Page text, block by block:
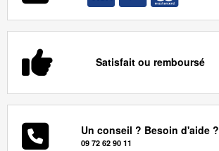
Satisfait ou remboursé
Un conseil ? Besoin d'aide ?
09 72 62 90 11